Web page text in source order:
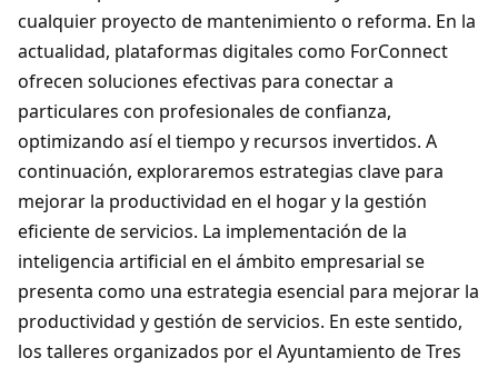
cualquier proyecto de mantenimiento o reforma. En la
actualidad, plataformas digitales como ForConnect
ofrecen soluciones efectivas para conectar a
particulares con profesionales de confianza,
optimizando así el tiempo y recursos invertidos. A
continuación, exploraremos estrategias clave para
mejorar la productividad en el hogar y la gestión
eficiente de servicios. La implementación de la
inteligencia artificial en el ámbito empresarial se
presenta como una estrategia esencial para mejorar la
productividad y gestión de servicios. En este sentido,
los talleres organizados por el Ayuntamiento de Tres